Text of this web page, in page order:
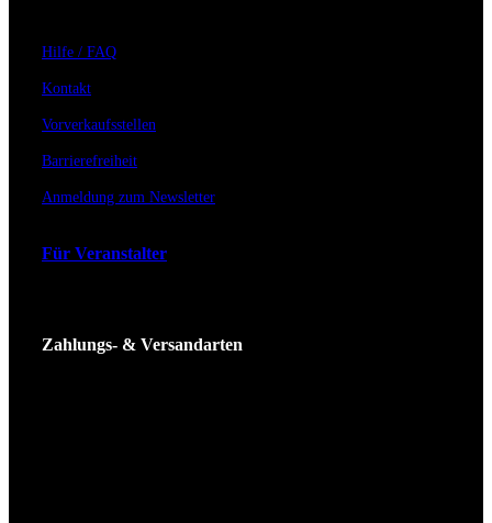
Hilfe / FAQ
Kontakt
Vorverkaufsstellen
Barrierefreiheit
Anmeldung zum Newsletter
Für Veranstalter
Zahlungs- & Versandarten